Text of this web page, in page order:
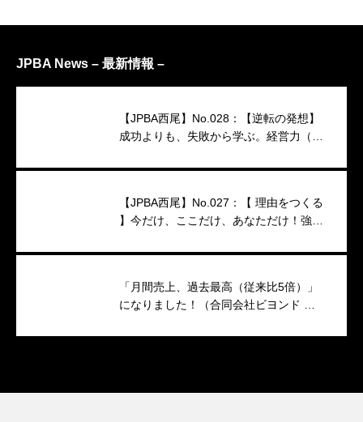
JPBA News – 最新情報 –
【JPBA西尾】No.028：【逆転の発想】
成功よりも、失敗から学ぶ。経営力（映
【JPBA西尾】No.027：【 理由をつくる
】今だけ、ここだけ、あなただけ！強い
「月間売上、過去最高（従来比5倍）」
になりました！（合同会社ビヨンド 代